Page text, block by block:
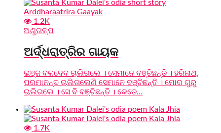
1.2K
ଅଣୁଗଳ୍ପ
ଅର୍ଦ୍ଧରାତ୍ରିର ଗାୟକ
ଭଞ୍ଜ ବଳଦେବ ଚାଲିଗଲେ । ସେମାନେ ବଞ୍ଚିଛନ୍ତି । ହରିନାଥ,
ପରମାନନ୍ଦ ଚାଲିଗଲେଣି ସେମାନେ ବଞ୍ଚିଛନ୍ତି । ମୋର ଗୁରୁ
ଚାଲିଗଲେ । ସେ ବି ବଞ୍ଚିଛନ୍ତି । କେତେ...
1.7K